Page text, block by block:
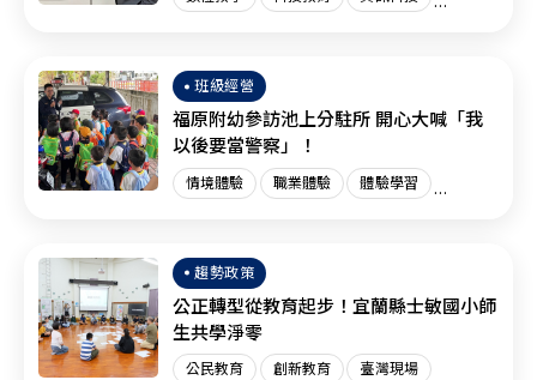
班級經營
福原附幼參訪池上分駐所 開心大喊「我
以後要當警察」！
情境體驗 職業體驗 體驗學習
趨勢政策
公正轉型從教育起步！宜蘭縣士敏國小師
生共學淨零
公民教育 創新教育 臺灣現場